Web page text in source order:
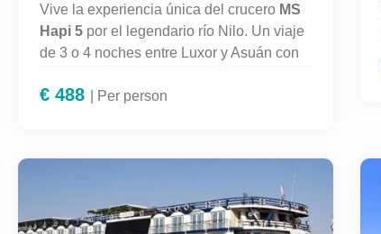
Vive la experiencia única del crucero MS
Hapi 5 por el legendario río Nilo. Un viaje
de 3 o 4 noches entre Luxor y Asuán con
y visitas guiadas a los templos más
crucero elegante, gastronomía de calidad,
descubres la historia faraónica. Una
opción ideal para quienes buscan un viaje
€ 488 | Per person